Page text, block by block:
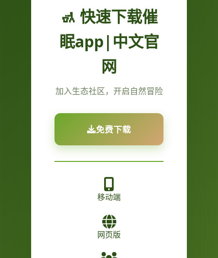
🚮 快速下载催
眠app|中文官
网
加入生态社区，开启自然冒险
免费下载
移动端
网页版